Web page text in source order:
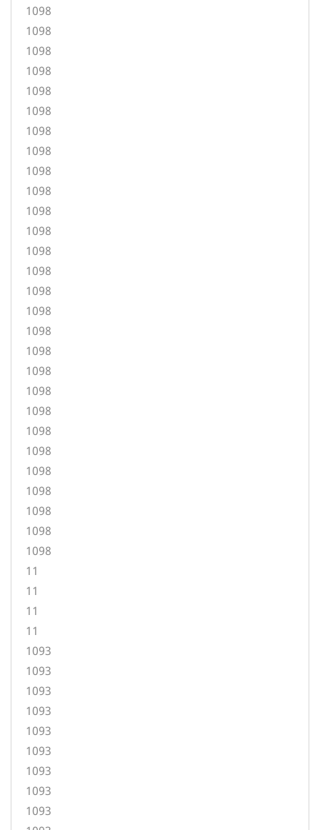
1098
1098
1098
1098
1098
1098
1098
1098
1098
1098
1098
1098
1098
1098
1098
1098
1098
1098
1098
1098
1098
1098
1098
1098
1098
1098
1098
1098
11
11
11
11
1093
1093
1093
1093
1093
1093
1093
1093
1093